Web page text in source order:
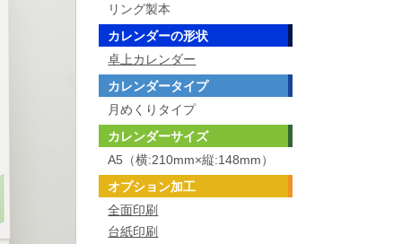
リング製本
カレンダーの形状
卓上カレンダー
カレンダータイプ
月めくりタイプ
カレンダーサイズ
A5（横:210mm×縦:148mm）
オプション加工
全面印刷
台紙印刷